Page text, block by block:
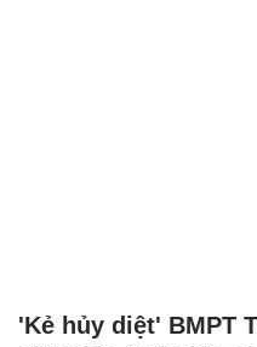
'Kẻ hủy diệt' BMPT